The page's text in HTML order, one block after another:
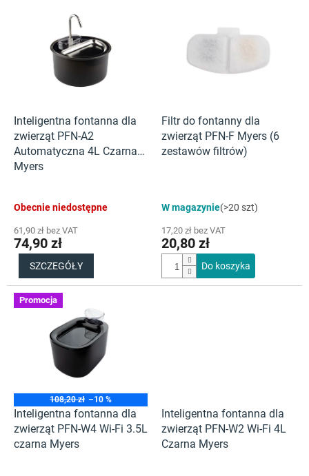
Inteligentna fontanna dla
zwierząt PFN-A2
Automatyczna 4L Czarna
Myers
ocena
wynosi
5,0
gwiazdek.
Obecnie niedostępne
61,90 zł bez VAT
74,90 zł
SZCZEGÓŁY
Filtr do fontanny dla
zwierząt PFN-F Myers (6
zestawów filtrów)
ocena
wynosi
5,0
gwiazdek.
W magazynie(>20 szt)
17,20 zł bez VAT
20,80 zł
Do koszyka
Promocja
108,20 zł –10 %
Inteligentna fontanna dla
zwierząt PFN-W4 Wi-Fi 3.5L
czarna Myers
Inteligentna fontanna dla
zwierząt PFN-W2 Wi-Fi 4L
Czarna Myers